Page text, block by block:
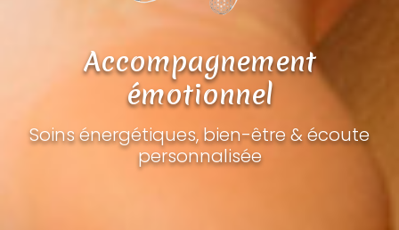
Accompagnement
émotionnel
Soins énergétiques, bien-être & écoute
personnalisée